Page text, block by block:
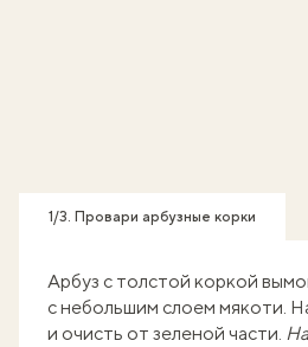
1/3. Провари арбузные корки
Арбуз с толстой коркой
с небольшим слоем мякоти.
и очисть от зеленой части.